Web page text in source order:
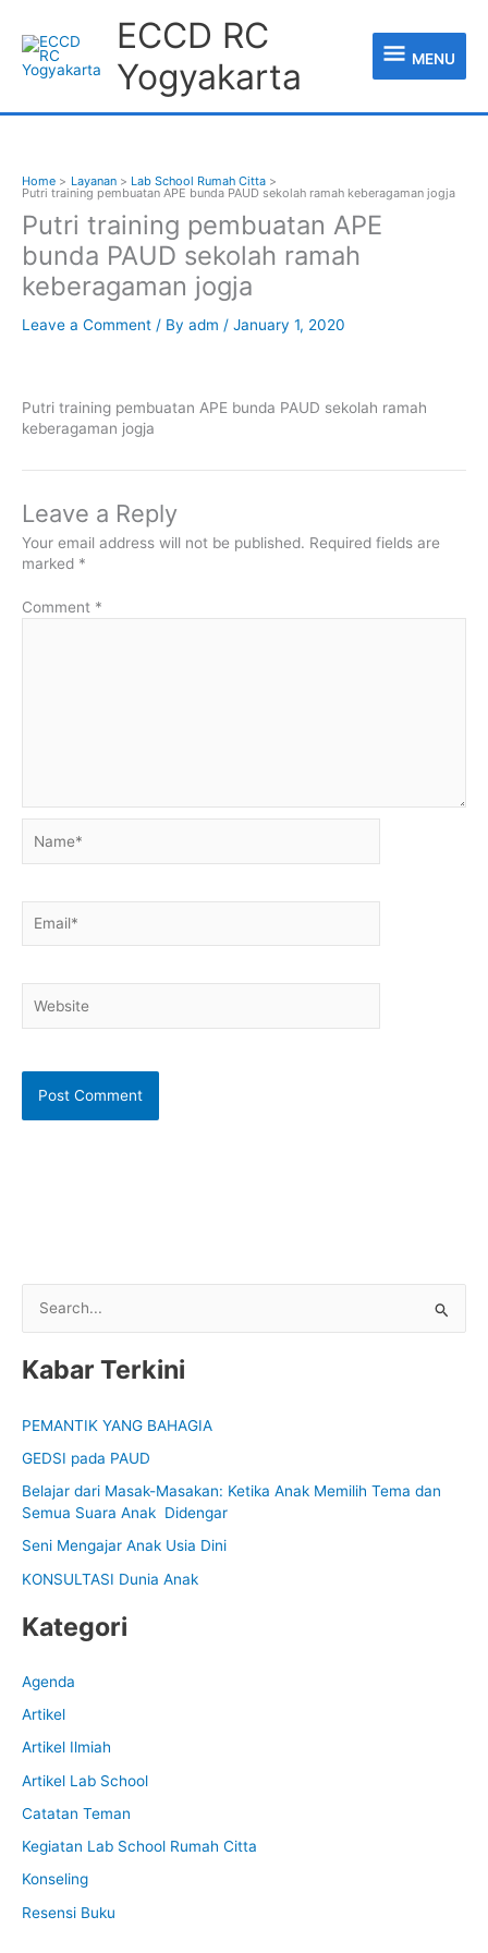
content
ECCD RC
Yogyakarta
MENU
Home Layanan Lab School Rumah Citta
Putri training pembuatan APE bunda PAUD sekolah ramah keberagaman jogja
Putri training pembuatan APE
bunda PAUD sekolah ramah
keberagaman jogja
Leave a Comment / By adm / January 1, 2020
Putri training pembuatan APE bunda PAUD sekolah ramah
keberagaman jogja
Leave a Reply
Your email address will not be published. Required fields are
marked *
Comment *
a
c
h
f
o
r
:
Kabar Terkini
PEMANTIK YANG BAHAGIA
GEDSI pada PAUD
Belajar dari Masak-Masakan: Ketika Anak Memilih Tema dan
Semua Suara Anak Didengar
Seni Mengajar Anak Usia Dini
KONSULTASI Dunia Anak
Kategori
Agenda
Artikel
Artikel Ilmiah
Artikel Lab School
Catatan Teman
Kegiatan Lab School Rumah Citta
Konseling
Resensi Buku